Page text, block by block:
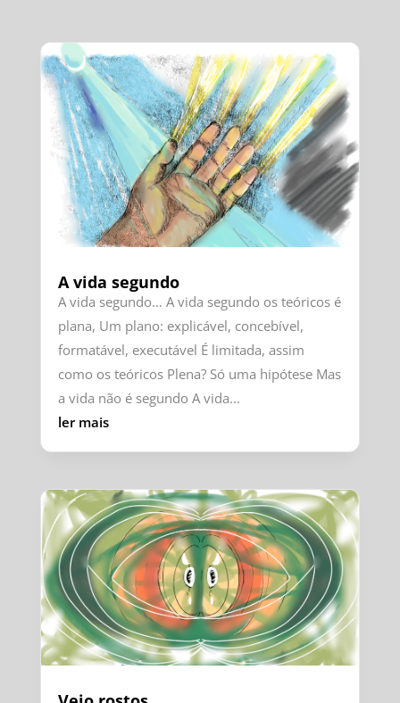
A vida segundo
A vida segundo… A vida segundo os teóricos é
plana, Um plano: explicável, concebível,
formatável, executável É limitada, assim
como os teóricos Plena? Só uma hipótese Mas
a vida não é segundo A vida...
ler mais